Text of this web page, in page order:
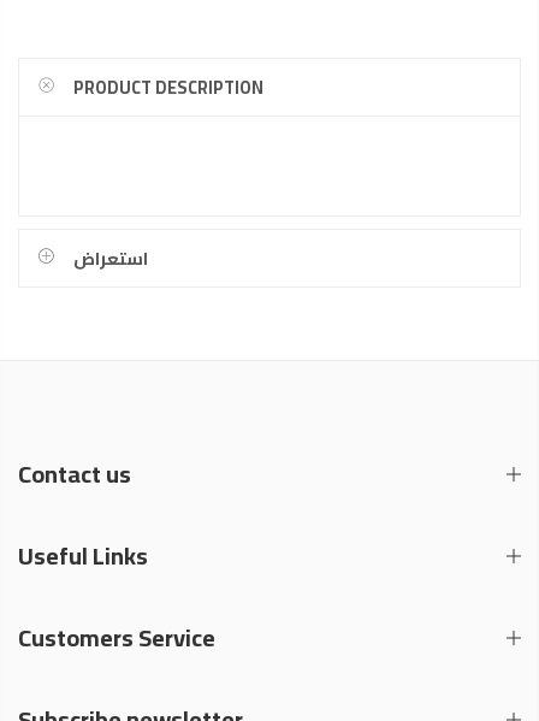
PRODUCT DESCRIPTION
استعراض
Contact us
Useful Links
Customers Service